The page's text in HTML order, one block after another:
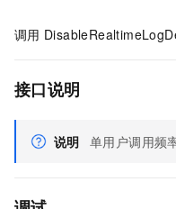
调用
接口说明
说明 单用户调用频